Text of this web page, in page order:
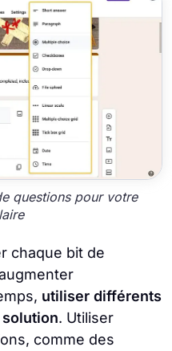
questions pour votre
chaque bit de
utiliser différents
. Utiliser
comme des